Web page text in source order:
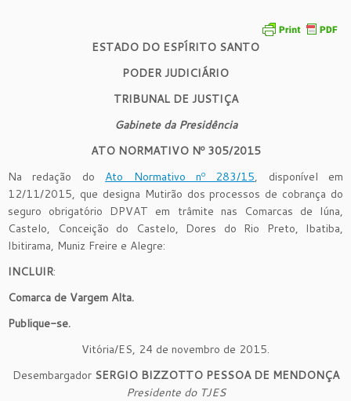
ESTADO DO ESPÍRITO SANTO
PODER JUDICIÁRIO
TRIBUNAL DE JUSTIÇA
Gabinete da Presidência
ATO NORMATIVO Nº 305/2015
Na redação do Ato Normativo nº 283/15, disponível em
12/11/2015, que designa Mutirão dos processos de cobrança do
seguro obrigatório DPVAT em trâmite nas Comarcas de Iúna,
Castelo, Conceição do Castelo, Dores do Rio Preto, Ibatiba,
Ibitirama, Muniz Freire e Alegre:
INCLUIR:
Comarca de Vargem Alta.
Publique-se.
Vitória/ES, 24 de novembro de 2015.
Desembargador SERGIO BIZZOTTO PESSOA DE MENDONÇA
Presidente do TJES